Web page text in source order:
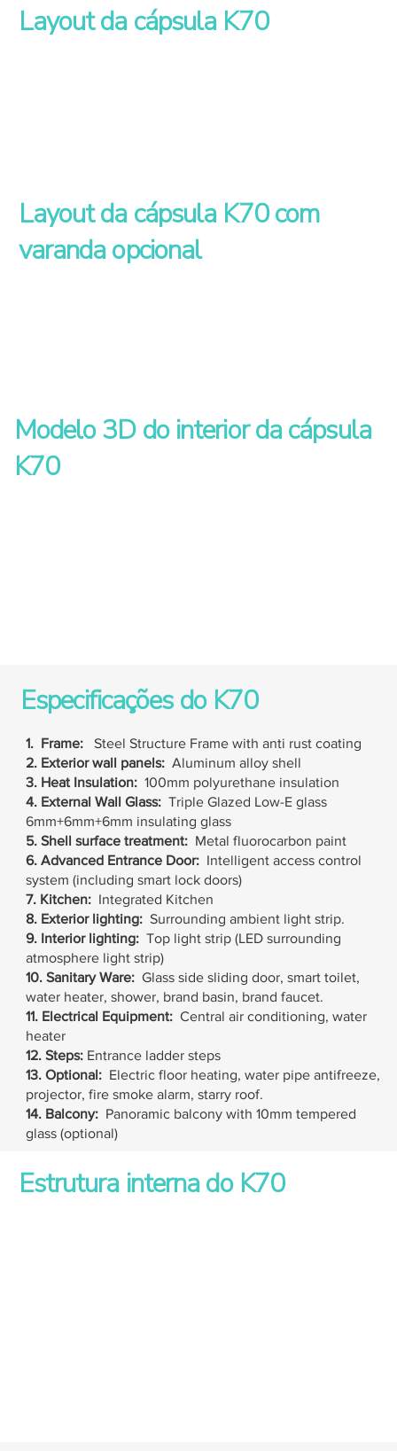
Layout da cápsula K70
Layout da cápsula K70 com
varanda opcional
Modelo 3D do interior da cápsula
K70
Especificações do K70
1. Frame:
Steel Structure Frame with anti rust coating
2. Exterior wall panels:Aluminum alloy shell
3. Heat Insulation: 100mm polyurethane insulation
4. External Wall Glass: Triple Glazed Low-E glass
6mm+6mm+6mm insulating glass
5. Shell surface treatment: Metal fluorocarbon paint
6. Advanced Entrance Door: Intelligent access control
system (including smart lock doors)
7. Kitchen: Integrated Kitchen
8. Exterior lighting: Surrounding ambient light strip.
9. Interior lighting: Top light strip (LED surrounding
atmosphere light strip)
10. Sanitary Ware: Glass side sliding door, smart toilet,
water heater, shower, brand basin, brand faucet.
11. Electrical Equipment: Central air conditioning, water
heater
12. Steps:Entrance ladder steps
13. Optional: Electric floor heating, water pipe antifreeze,
projector, fire smoke alarm, starry roof.
14. Balcony: Panoramic balcony with 10mm tempered
glass (optional)
Estrutura interna do K70